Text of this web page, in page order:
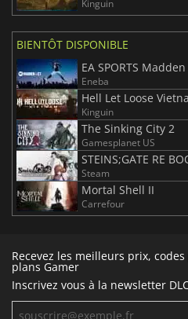
Kinguin
BIENTÔT DISPONIBLE
EA SPORTS
Eneba
Hell Let Loose
Kinguin
The Sinking City 2
Gamesplanet US
STEINS;GATE RE
Steam
Mortal Shell II
Carrefour
Recevez les meilleurs prix,
plans Gamer
Inscrivez vous à la newsletter